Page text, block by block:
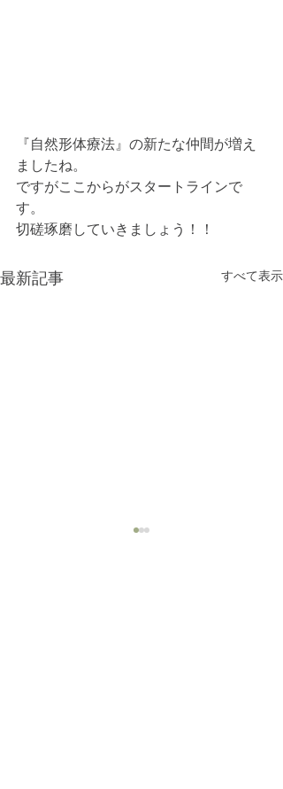
『自然形体療法』の新たな仲間が増え
ましたね。
ですがここからがスタートラインで
す。
切磋琢磨していきましょう！！
最新記事 すべて表示